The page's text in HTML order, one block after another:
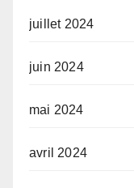
juillet 2024
juin 2024
mai 2024
avril 2024